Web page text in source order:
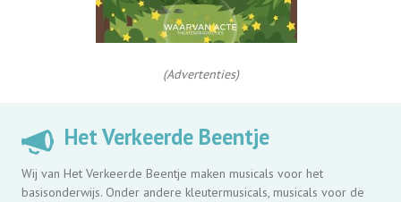
(Advertenties)
Het Verkeerde Beentje
Wij van Het Verkeerde Beentje maken musicals voor het
basisonderwijs. Onder andere kleutermusicals, musicals voor de